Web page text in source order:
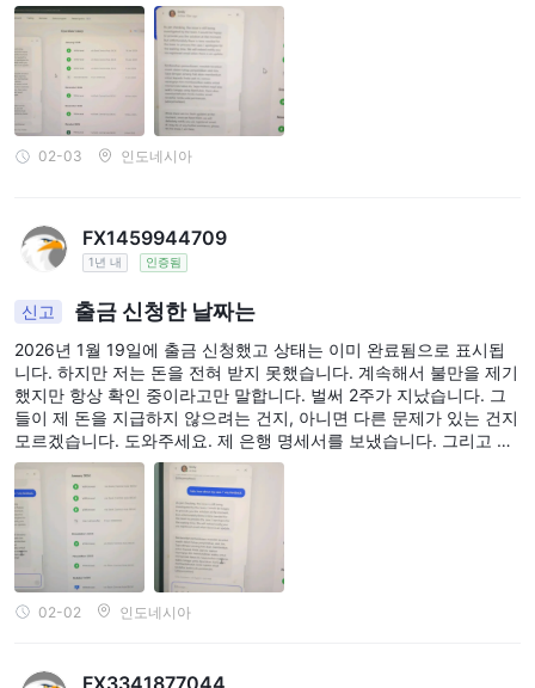
02-03 인도네시아
FX1459944709
1년 내 인증됨
신고 출금 신청한 날짜는
2026년 1월 19일에 출금 신청했고 상태는 이미 완료됨으로 표시됩
니다. 하지만 저는 돈을 전혀 받지 못했습니다. 계속해서 불만을 제기
했지만 항상 확인 중이라고만 말합니다. 벌써 2주가 지났습니다. 그
들이 제 돈을 지급하지 않으려는 건지, 아니면 다른 문제가 있는 건지
모르겠습니다. 도와주세요. 제 은행 명세서를 보냈습니다. 그리고 저
에게 송금한 증빙 자료를 요청했을 때, 그들은 그것을 제공할 수 없었
습니다.
02-02 인도네시아
FX3341877044